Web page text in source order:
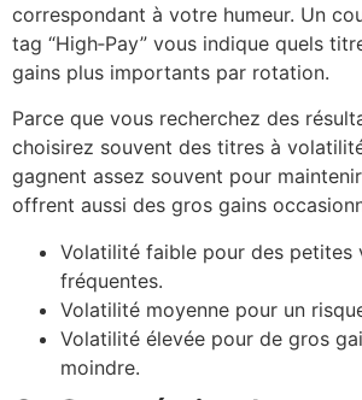
correspondant à votre humeur. Un
tag “High‑Pay” vous indique quels
gains plus importants par rotation.
Parce que vous recherchez des
choisirez souvent des titres à
gagnent assez souvent pour maintenir
offrent aussi des gros gains
Volatilité faible pour des petites
fréquentes.
Volatilité moyenne pour un
Volatilité élevée pour de gros
moindre.